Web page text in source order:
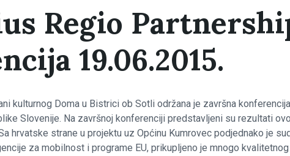
Regio
19.06.2015.
kulturnog Doma u Bistrici ob Sotli održana je završna
Slovenije. Na završnoj konferenciji predstavljeni su rezultati
hrvatske strane u projektu uz Općinu Kumrovec podjednako je
za mobilnost i programe EU, prikupljeno je mnogo